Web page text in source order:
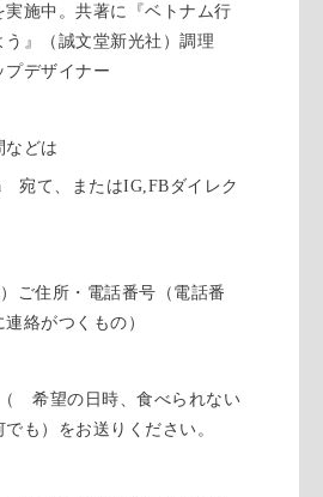
実施中。共著に『ベトナム行
う』（誠文堂新光社）調理
プデザイナー
などは
宛て、またはIG,FBダイレク
ご住所・電話番号（電話番
絡がつくもの）
希望の日時、食べられない
も）をお送りください。